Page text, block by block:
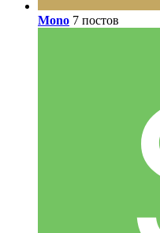
Mono 7 постов